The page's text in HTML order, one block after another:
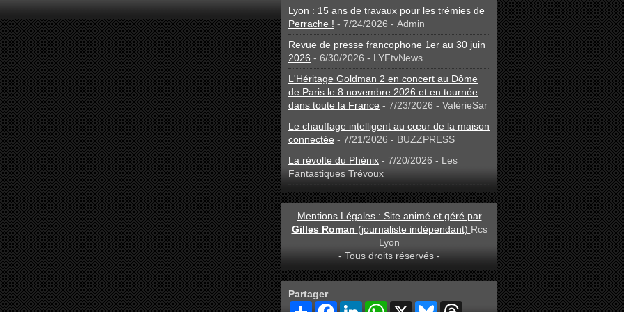
Lyon : 15 ans de travaux pour les trémies de
Perrache ! - 7/24/2026 - Admin
Revue de presse francophone 1er au 30 juin
2026 - 6/30/2026 - LYFtvNews
L'Héritage Goldman 2 en concert au Dôme
de Paris le 8 novembre 2026 et en tournée
dans toute la France - 7/23/2026 - ValérieSar
Le chauffage intelligent au cœur de la maison
connectée - 7/21/2026 - BUZZPRESS
La révolte du Phénix - 7/20/2026 - Les
Fantastiques Trévoux
Mentions Légales : Site animé et géré par
Gilles Roman (journaliste indépendant) Rcs
Lyon
- Tous droits réservés -
Partager
S
F L W X